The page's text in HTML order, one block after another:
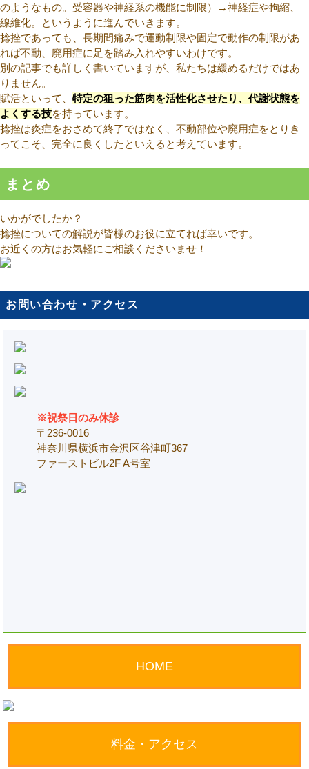
のようなもの。受容器や神経系の機能に制限）→神経症や拘縮、
線維化。というように進んでいきます。
捻挫であっても、長期間痛みで運動制限や固定で動作の制限があ
れば不動、廃用症に足を踏み入れやすいわけです。
別の記事でも詳しく書いていますが、私たちは緩めるだけではあ
りません。
賦活といって、 特定の狙った筋肉を活性化させたり、代謝状態を
よくする技を持っています。
捻挫は炎症をおさめて終了ではなく、不動部位や廃用症をとりき
ってこそ、完全に良くしたといえると考えています。
まとめ
いかがでしたか？
捻挫についての解説が皆様のお役に立てれば幸いです。
お近くの方はお気軽にご相談くださいませ！
お問い合わせ・アクセス
※祝祭日のみ休診
〒236-0016
神奈川県横浜市金沢区谷津町367
ファーストビル2F A号室
HOME
料金・アクセス